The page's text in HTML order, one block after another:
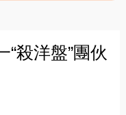
“殺洋盤”團伙